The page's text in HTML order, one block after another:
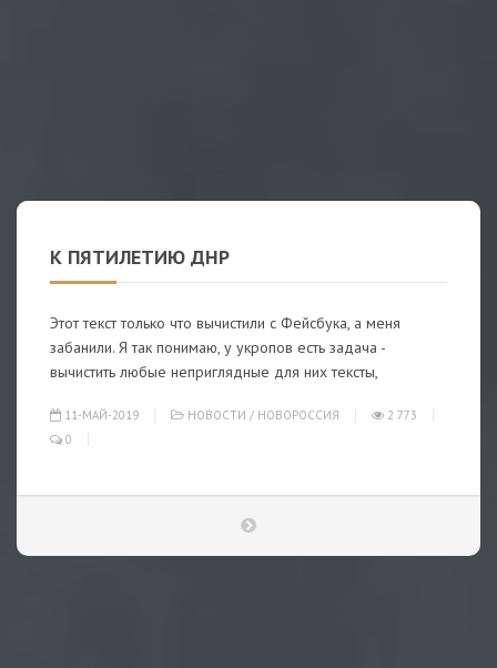
К ПЯТИЛЕТИЮ ДНР
Этот текст только что вычистили с Фейсбука, а меня
забанили. Я так понимаю, у укропов есть задача -
вычистить любые неприглядные для них тексты,
11-МАЙ-2019 НОВОСТИ / НОВОРОССИЯ
2 773
0